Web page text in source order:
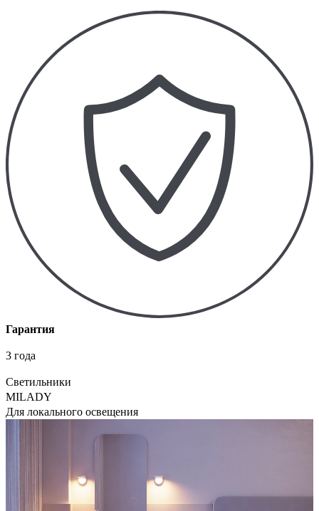
Гарантия
3 года
Светильники
MILADY
Для локального освещения